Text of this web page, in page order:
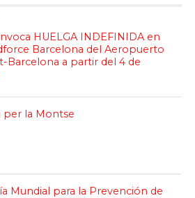
HUELGA INDEFINIDA en
Barcelona del Aeropuerto
Barcelona a partir del 4 de
per la Montse
Mundial para la Prevención de